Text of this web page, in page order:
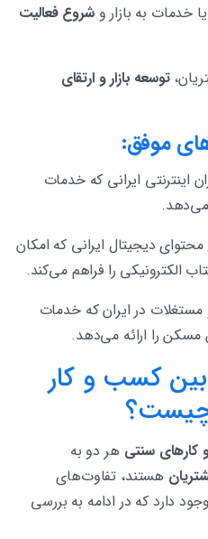
خدمات به بازار وشروع فعالیت
توسعه بازار و ارتقای
موفق:
ایرانی که خدمات
می‌دهد.
محتوای دیجیتال ایرانی که امکان
الکترونیکی را فراهم می‌کند.
در ایران که خدمات
مسکن را ارائه می‌دهد.
کسب و کار
چیست؟
سنتی هر دو به
هستند، تفاوت‌های
دارد که در ادامه به بررسی